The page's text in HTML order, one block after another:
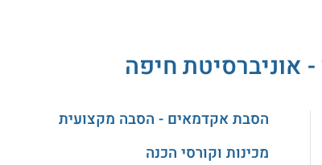
- אוניברסיטת חיפה
הסבת אקדמאים - הסבה מקצועית
מכינות וקורסי הכנה